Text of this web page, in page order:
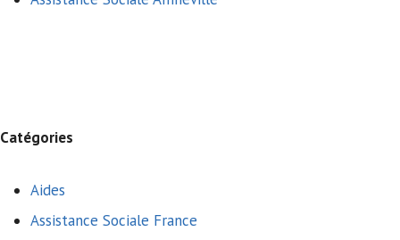
Catégories
Aides
Assistance Sociale France